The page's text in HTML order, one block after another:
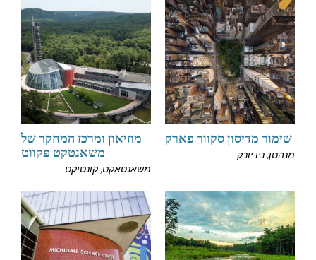
שימור מדיסון סקוור פארק
מנהטן, ניו יורק
מוזיאון ומרכז המחקר של
משאנטקט פקווט
משאנטאקט, קונטיקט